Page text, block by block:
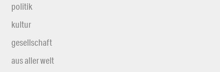
politik
kultur
gesellschaft
aus aller welt